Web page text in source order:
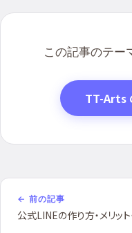
この記事のテー
TT-Arts
← 前の記事
公式LINEの作り方・メリッ